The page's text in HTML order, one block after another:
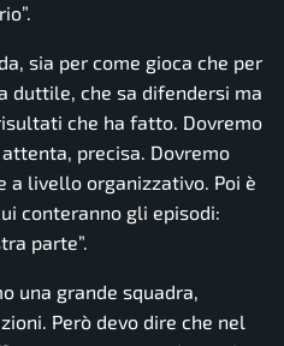
sia per come gioca che per
duttile, che sa difendersi ma
che ha fatto. Dovremo
precisa. Dovremo
a livello organizzativo. Poi è
conteranno gli episodi:
parte”.
una grande squadra,
Però devo dire che nel